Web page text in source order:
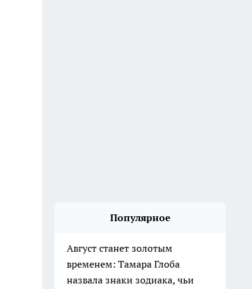
Популярное
Август станет золотым
временем: Тамара Глоба
назвала знаки зодиака, чьи